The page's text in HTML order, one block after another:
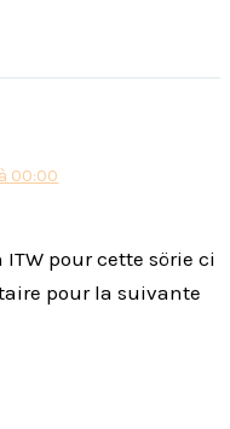
00:00
pour cette sörie ci
pour la suivante